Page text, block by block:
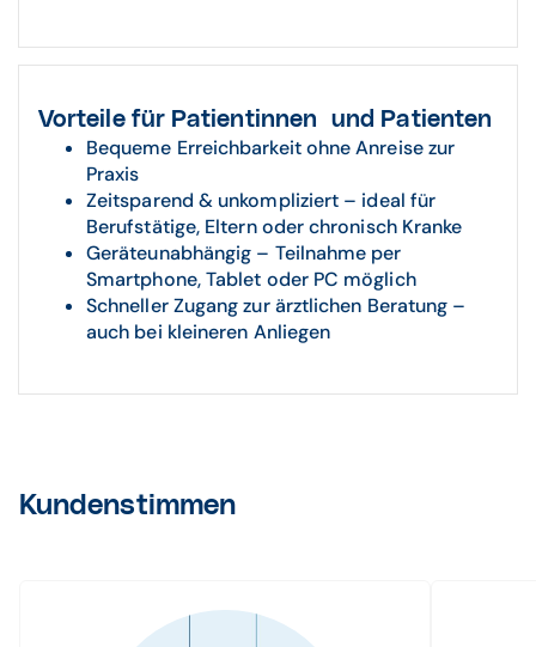
Vorteile für Patientinnen und Patienten
Bequeme Erreichbarkeit ohne Anreise zur
Praxis
Zeitsparend & unkompliziert – ideal für
Berufstätige, Eltern oder chronisch Kranke
Geräteunabhängig – Teilnahme per
Smartphone, Tablet oder PC möglich
Schneller Zugang zur ärztlichen Beratung –
auch bei kleineren Anliegen
Kundenstimmen